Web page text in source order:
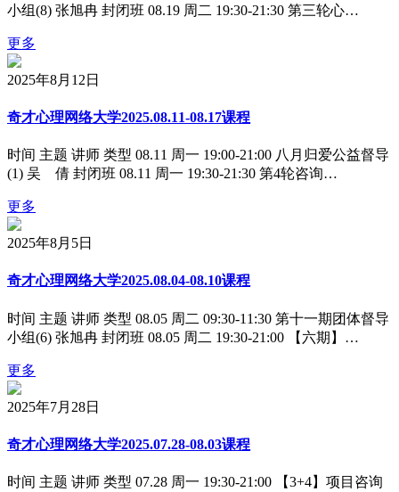
小组(8) 张旭冉 封闭班 08.19 周二 19:30-21:30 第三轮心…
更多
2025年8月12日
奇才心理网络大学2025.08.11-08.17课程
时间 主题 讲师 类型 08.11 周一 19:00-21:00 八月归爱公益督导
(1) 吴 倩 封闭班 08.11 周一 19:30-21:30 第4轮咨询…
更多
2025年8月5日
奇才心理网络大学2025.08.04-08.10课程
时间 主题 讲师 类型 08.05 周二 09:30-11:30 第十一期团体督导
小组(6) 张旭冉 封闭班 08.05 周二 19:30-21:00 【六期】…
更多
2025年7月28日
奇才心理网络大学2025.07.28-08.03课程
时间 主题 讲师 类型 07.28 周一 19:30-21:00 【3+4】项目咨询